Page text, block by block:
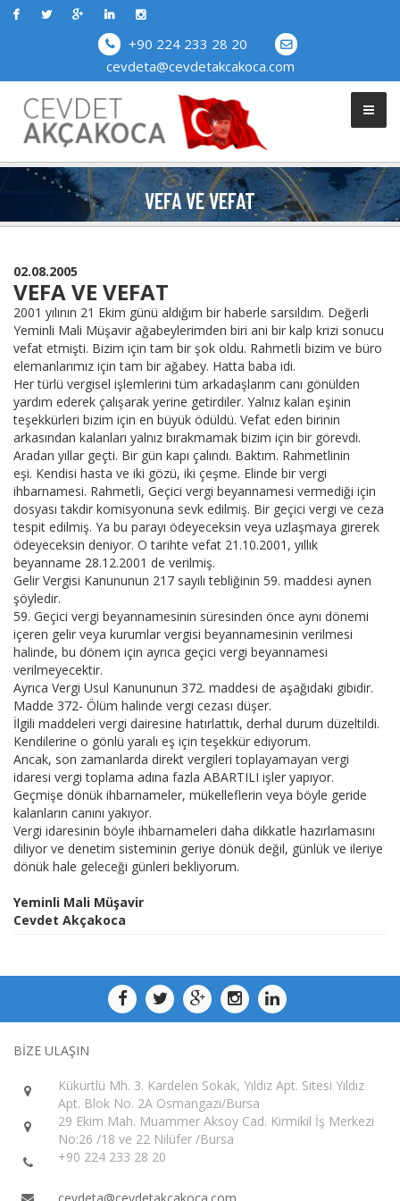
+90 224 233 28 20
cevdeta@cevdetakcakoca.com
VEFA VE VEFAT
02.08.2005
VEFA VE VEFAT
2001 yılının 21 Ekim günü aldığım bir haberle sarsıldım. Değerli
Yeminli Mali Müşavir ağabeylerimden biri ani bir kalp krizi sonucu
vefat etmişti. Bizim için tam bir şok oldu. Rahmetli bizim ve büro
elemanlarımız için tam bir ağabey. Hatta baba idi.
Her türlü vergisel işlemlerini tüm arkadaşlarım canı gönülden
yardım ederek çalışarak yerine getirdiler. Yalnız kalan eşinin
teşekkürleri bizim için en büyük ödüldü. Vefat eden birinin
arkasından kalanları yalnız bırakmamak bizim için bir görevdi.
Aradan yıllar geçti. Bir gün kapı çalındı. Baktım. Rahmetlinin
eşi. Kendisi hasta ve iki gözü, iki çeşme. Elinde bir vergi
ihbarnamesi. Rahmetli, Geçici vergi beyannamesi vermediği için
dosyası takdir komisyonuna sevk edilmiş. Bir geçici vergi ve ceza
tespit edilmiş. Ya bu parayı ödeyeceksin veya uzlaşmaya girerek
ödeyeceksin deniyor. O tarihte vefat 21.10.2001, yıllık
beyanname 28.12.2001 de verilmiş.
Gelir Vergisi Kanununun 217 sayılı tebliğinin 59. maddesi aynen
şöyledir.
59. Geçici vergi beyannamesinin süresinden önce aynı dönemi
içeren gelir veya kurumlar vergisi beyannamesinin verilmesi
halinde, bu dönem için ayrıca geçici vergi beyannamesi
verilmeyecektir.
Ayrıca Vergi Usul Kanununun 372. maddesi de aşağıdaki gibidir.
Madde 372- Ölüm halinde vergi cezası düşer.
İlgili maddeleri vergi dairesine hatırlattık, derhal durum düzeltildi.
Kendilerine o gönlü yaralı eş için teşekkür ediyorum.
Ancak, son zamanlarda direkt vergileri toplayamayan vergi
idaresi vergi toplama adına fazla ABARTILI işler yapıyor.
Geçmişe dönük ihbarnameler, mükelleflerin veya böyle geride
kalanların canını yakıyor.
Vergi idaresinin böyle ihbarnameleri daha dikkatle hazırlamasını
diliyor ve denetim sisteminin geriye dönük değil, günlük ve ileriye
dönük hale geleceği günleri bekliyorum.
Yeminli Mali Müşavir
Cevdet Akçakoca
BİZE ULAŞIN
Kükürtlü Mh. 3. Kardelen Sokak, Yıldız Apt. Sitesi Yıldız
Apt. Blok No. 2A Osmangazi/Bursa
29 Ekim Mah. Muammer Aksoy Cad. Kirmikil İş Merkezi
No:26 /18 ve 22 Nilüfer /Bursa
+90 224 233 28 20